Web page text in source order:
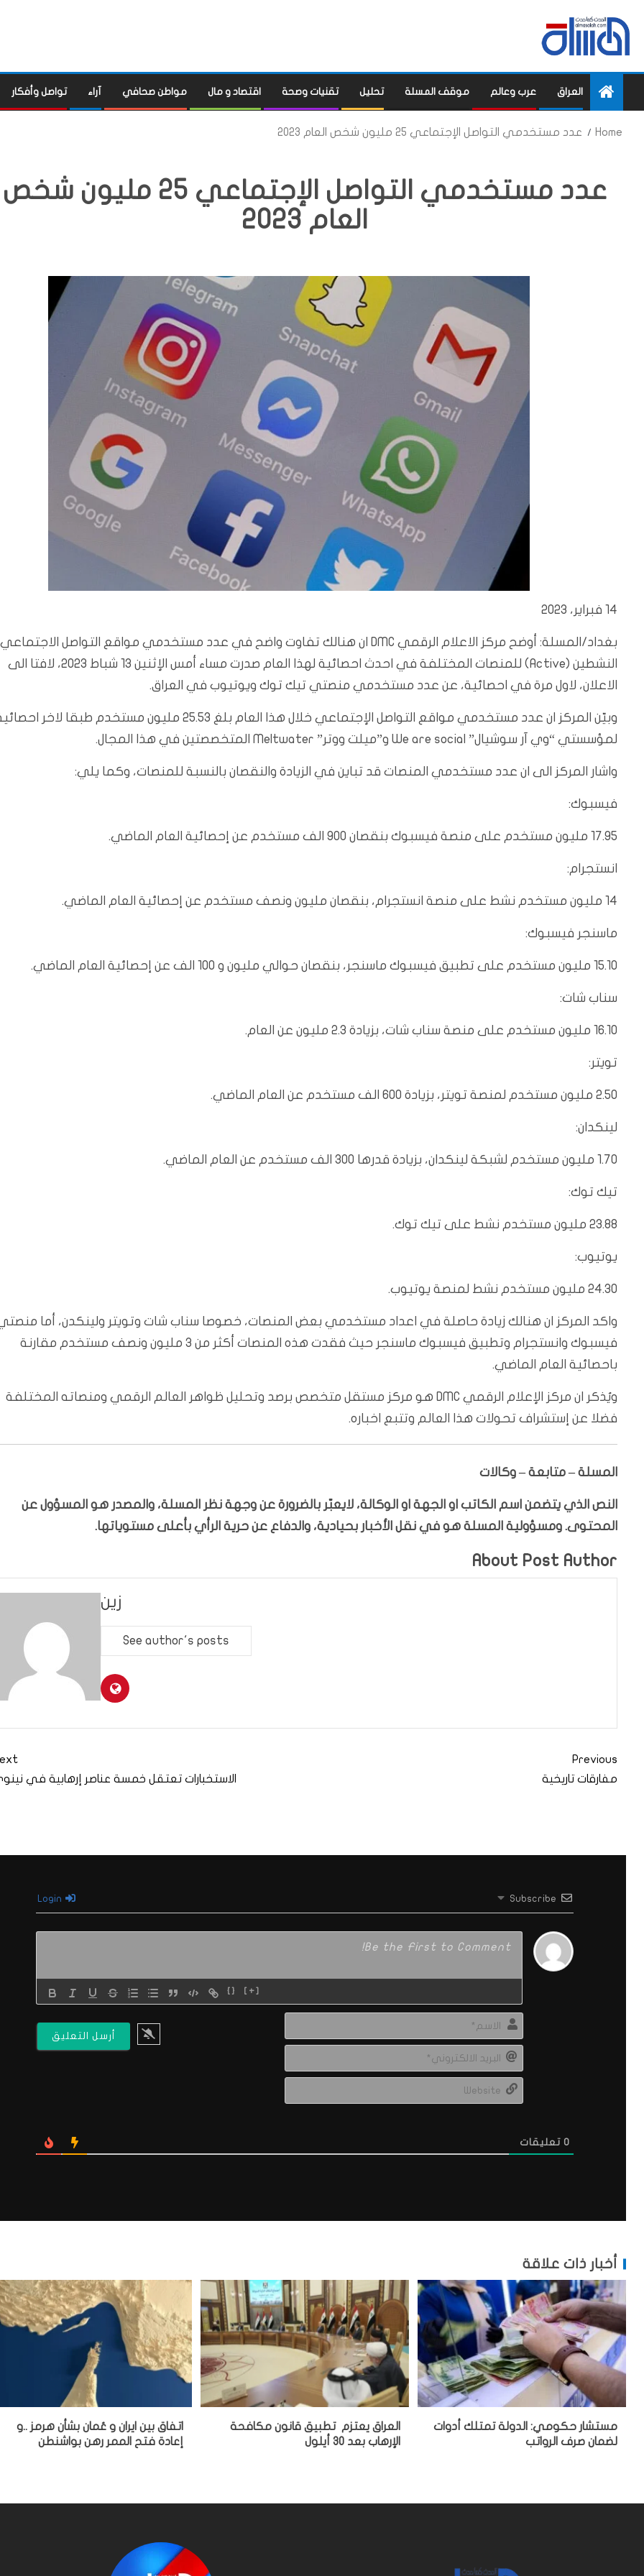
العراق عرب وعالم موقف المسلة تحليل تقنيات وصحة اقتصاد و مال مواطن صحافي آراء تواصل وأفكار
Home عدد مستخدمي التواصل الإجتماعي 25 مليون شخص العام 2023
عدد مستخدمي التواصل الإجتماعي 25 مليون شخص
العام 2023
14 فبراير، 2023
بغداد/المسلة: أوضح مركز الاعلام الرقمي DMC ان هنالك تفاوت واضح في عدد مستخدمي مواقع التواصل الاجتماعي
النشطين (Active) للمنصات المختلفة في احدث احصائية لهذا العام صدرت مساء أمس الإثنين 13 شباط 2023، لافتا الى
الاعلان، لاول مرة في احصائية، عن عدد مستخدمي منصتي تيك توك ويوتيوب في العراق.
وبيّن المركز ان عدد مستخدمي مواقع التواصل الإجتماعي خلال هذا العام بلغ 25.53 مليون مستخدم طبقا لاخر
لمؤسستي “وي آر سوشيال” We are social و”ميلت ووتر” Meltwater المتخصصتين في هذا المجال.
واشار المركز الى ان عدد مستخدمي المنصات قد تباين في الزيادة والنقصان بالنسبة للمنصات، وكما يلي:
فيسبوك:
17.95 مليون مستخدم على منصة فيسبوك بنقصان 900 الف مستخدم عن إحصائية العام الماضي.
انستجرام:
14 مليون مستخدم نشط على منصة انستجرام، بنقصان مليون ونصف مستخدم عن إحصائية العام الماضي.
ماسنجر فيسبوك:
15.10 مليون مستخدم على تطبيق فيسبوك ماسنجر، بنقصان حوالي مليون و 100 الف عن إحصائية العام الماضي.
سناب شات:
16.10 مليون مستخدم على منصة سناب شات، بزيادة 2.3 مليون عن العام.
تويتر:
2.50 مليون مستخدم لمنصة تويتر، بزيادة 600 الف مستخدم عن العام الماضي.
لينكدان:
1.70 مليون مستخدم لشبكة لينكدان، بزيادة قدرها 300 الف مستخدم عن العام الماضي.
تيك توك:
23.88 مليون مستخدم نشط على تيك توك.
يوتيوب:
24.30 مليون مستخدم نشط لمنصة يوتيوب.
واكد المركز ان هنالك زيادة حاصلة في اعداد مستخدمي بعض المنصات، خصوصا سناب شات وتويتر ولينكدن، أما
فيسبوك وانستجرام وتطبيق فيسبوك ماسنجر حيث فقدت هذه المنصات أكثر من 3 مليون ونصف مستخدم مقارنة
باحصائية العام الماضي.
ويُذكر ان مركز الإعلام الرقمي DMC هو مركز مستقل متخصص برصد وتحليل ظواهر العالم الرقمي ومنصاته المختلفة
فضلا عن إستشراف تحولات هذا العالم وتتبع اخباره.
المسلة – متابعة – وكالات
النص الذي يتضمن اسم الكاتب او الجهة او الوكالة، لايعبّر بالضرورة عن وجهة نظر المسلة، والمصدر هو المسؤول عن
المحتوى. ومسؤولية المسلة هو في نقل الأخبار بحيادية، والدفاع عن حرية الرأي بأعلى مستوياتها.
About Post Author
زين
See author's posts
Previous
مفارقات تاريخية
الاستخبارات تعتقل خمسة عناصر إرهابية في
Subscribe
{} [+]
0 تعليقات
أخبار ذات علاقة
مستشار حكومي: الدولة تمتلك أدوات
لضمان صرف الرواتب
العراق يعتزم تطبيق قانون مكافحة
الإرهاب بعد 30 أيلول
اتفاق بين ايران و عُمان بشأن هرمز ..و
إعادة فتح الممر رهن بواشنطن